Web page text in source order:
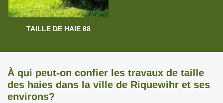
TAILLE DE HAIE 68
À qui peut-on confier les travaux de taille
des haies dans la ville de Riquewihr et ses
environs?